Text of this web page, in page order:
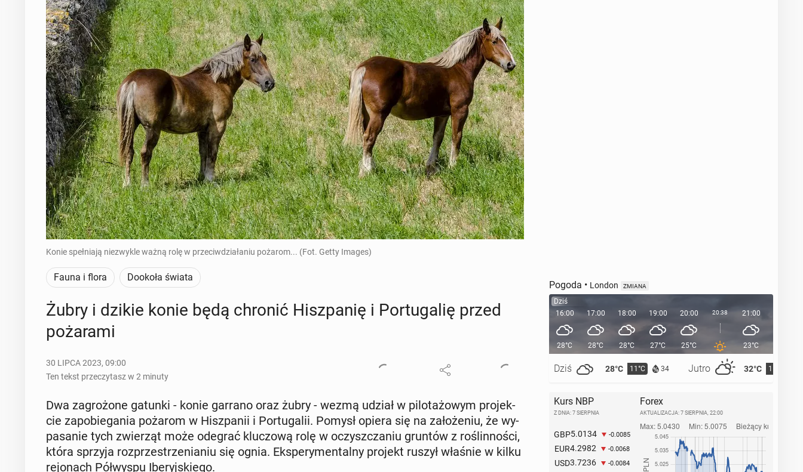
Konie spełniają niezwykle ważną rolę w przeciwdziałaniu pożarom... (Fot. Getty Images)
Fauna i flora Dookoła świata
Żubry i dzikie konie będą chronić Hisz­pa­nię i Por­tu­ga­lię przed
po­ża­ra­mi
30 LIPCA 2023, 09:00
Ten tekst przeczytasz w 2 minuty
Dwa za­gro­żo­ne gatunki - konie garrano oraz żubry - wezmą udział w pi­lo­ta­żo­wym pro­jek­
cie za­po­bie­ga­nia pożarom w Hisz­pa­nii i Por­tu­ga­lii. Pomysł opiera się na za­ło­że­niu, że wy­
pa­sa­nie tych zwie­rząt może odegrać klu­czo­wą rolę w oczysz­cza­niu gruntów z ro­ślin­no­ści,
która sprzyja roz­prze­strze­nia­niu się ognia. Eks­pe­ry­men­tal­ny projekt ruszył właśnie w kilku
re­jo­nach Pół­wy­spu Ibe­ryj­skie­go.
Pogoda • London ZMIANA
Dziś
16:00
28°C
Dziś 28°C 11°C 34 Jutro 32°C 15°C
17:00
28°C
18:00
28°C
19:00
27°C
20:00
25°C
20:38 21:00
23°C
Kurs NBP
Z DNIA: 7 SIERPNIA
GBP5.0134 -0.0085
EUR4.2982 -0.0068
USD3.7236 -0.0084
Forex
AKTUALIZACJA: 7 SIERPNIA, 22:00